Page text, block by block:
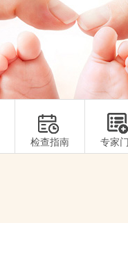
检查指南 专家